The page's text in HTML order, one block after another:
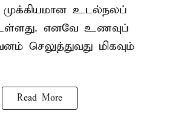
முக்கியமான உடல்நலப்
எனவே உணவுப்
செலுத்துவது மிகவும்
Read More